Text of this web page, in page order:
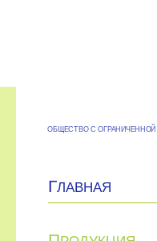
ОБЩЕСТВО С
ГЛАВНАЯ